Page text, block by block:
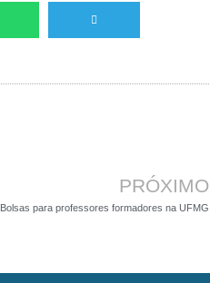
PRÓXIMO
Bolsas para professores formadores na UFMG